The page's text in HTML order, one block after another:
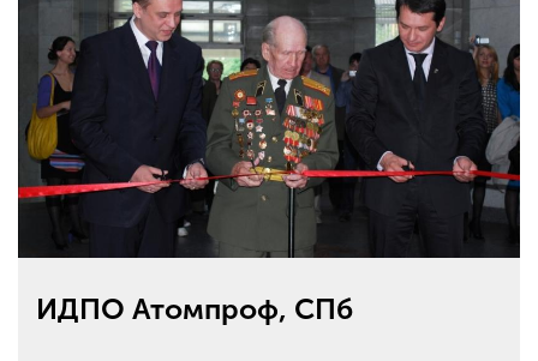
ИДПО Атомпроф, СПб